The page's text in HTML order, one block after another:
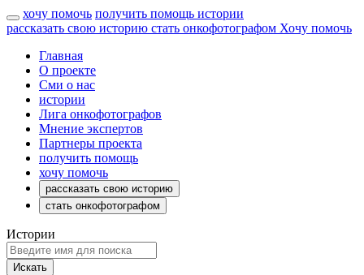
хочу помочь получить помощь истории
рассказать свою историю стать онкофотографом Хочу помочь
Главная
О проекте
Сми о нас
истории
Лига онкофотографов
Мнение экспертов
Партнеры проекта
получить помощь
хочу помочь
рассказать свою историю
стать онкофотографом
Истории
Искать